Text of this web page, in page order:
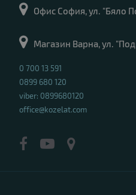
Офис София, ул. "Бяло
Магазин Варна, ул.
0 700 13 591
0899 680 120
viber: 0899680120
office@kozelat.com